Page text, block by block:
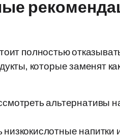
полностью
которые заменят
альтернативы
напитки